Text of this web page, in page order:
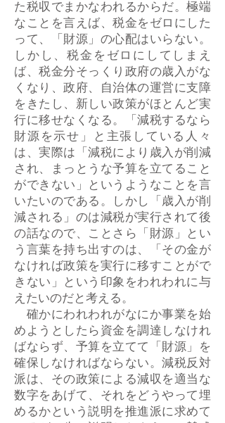
た税収でまかなわれるからだ。極端
なことを言えば、税金をゼロにした
って、「財源」の心配はいらない。
しかし、税金をゼロにしてしまえ
ば、税金分そっくり政府の歳入がな
くなり、政府、自治体の運営に支障
をきたし、新しい政策がほとんど実
行に移せなくなる。「減税するなら
財源を示せ」と主張している人々
は、実際は「減税により歳入が削減
され、まっとうな予算を立てること
ができない」というようなことを言
いたいのである。しかし「歳入が削
減される」のは減税が実行されて後
の話なので、ことさら「財源」とい
う言葉を持ち出すのは、「その金が
なければ政策を実行に移すことがで
きない」という印象をわれわれに与
えたいのだと考える。
確かにわれわれがなにか事業を始
めようとしたら資金を調達しなけれ
ばならず、予算を立てて「財源」を
確保しなければならない。減税反対
派は、その政策による減収を適当な
数字をあげて、それをどうやって埋
めるかという説明を推進派に求めて